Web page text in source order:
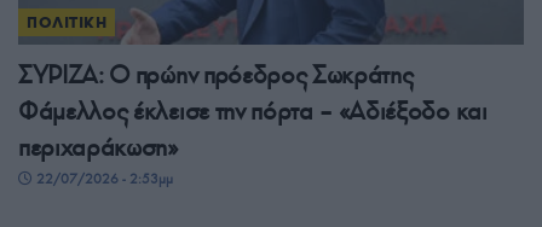
ΠΟΛΙΤΙΚΗ
ΣΥΡΙΖΑ: Ο πρώην πρόεδρος Σωκράτης
Φάμελλος έκλεισε την πόρτα – «Αδιέξοδο και
περιχαράκωση»
22/07/2026 - 2:53μμ